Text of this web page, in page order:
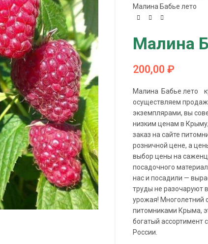
Малина Бабье лето
Малина
200,00 ₽
Малина Бабье лето
осуществляем
экземплярами, вы
низким ценам в
заказ на сайте
розничной цене, а
выбор цены на
посадочного
нас и посадили —
труды не разочаруют
урожая! Многолетний
питомниками Крыма,
богатый ассортимент
России.